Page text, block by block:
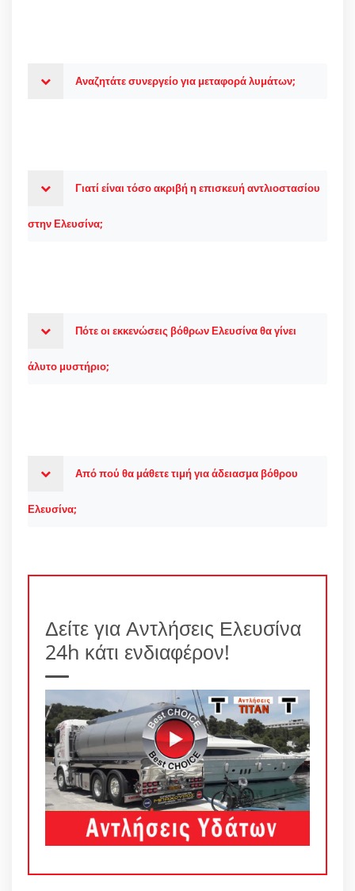
Αναζητάτε συνεργείο για μεταφορά λυμάτων;
Γιατί είναι τόσο ακριβή η επισκευή αντλιοστασίου
στην Ελευσίνα;
Πότε οι εκκενώσεις βόθρων Ελευσίνα θα γίνει
άλυτο μυστήριο;
Από πού θα μάθετε τιμή για άδειασμα βόθρου
Ελευσίνα;
Δείτε για Αντλήσεις Ελευσίνα
24h κάτι ενδιαφέρον!